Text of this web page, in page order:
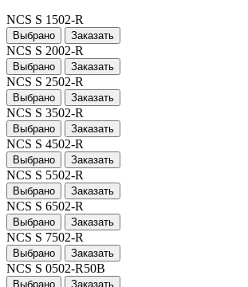
NCS S 1502-R
Выбрано Заказать
NCS S 2002-R
Выбрано Заказать
NCS S 2502-R
Выбрано Заказать
NCS S 3502-R
Выбрано Заказать
NCS S 4502-R
Выбрано Заказать
NCS S 5502-R
Выбрано Заказать
NCS S 6502-R
Выбрано Заказать
NCS S 7502-R
Выбрано Заказать
NCS S 0502-R50B
Выбрано Заказать